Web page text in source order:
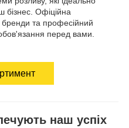
бізнес. Офіційна
бренди та професійний
перед вами.
наш успіх